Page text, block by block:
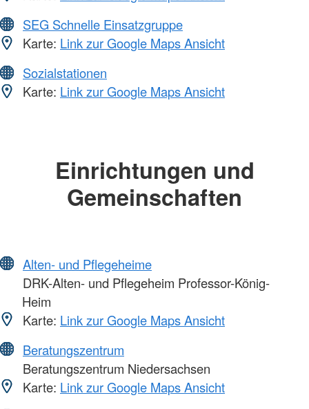
SEG Schnelle Einsatzgruppe
Karte: Link zur Google Maps Ansicht
Sozialstationen
Karte: Link zur Google Maps Ansicht
Einrichtungen und
Gemeinschaften
Alten- und Pflegeheime
DRK-Alten- und Pflegeheim Professor-König-
Heim
Karte: Link zur Google Maps Ansicht
Beratungszentrum
Beratungszentrum Niedersachsen
Karte: Link zur Google Maps Ansicht